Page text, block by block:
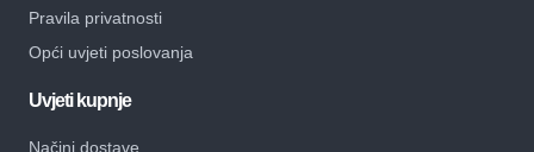
Pravila privatnosti
Opći uvjeti poslovanja
Uvjeti kupnje
Načini dostave